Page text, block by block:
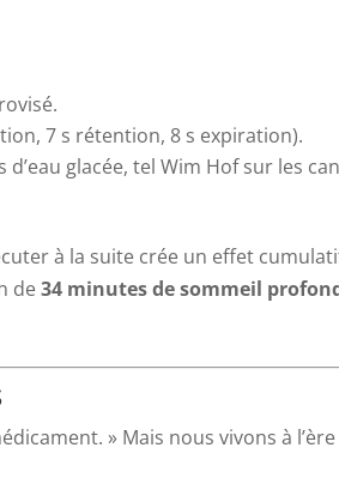
7 s rétention, 8 s expiration).
glacée, tel Wim Hof sur les
à la suite crée un effet
de34 minutes de sommeil
» Mais nous vivons à l’ère